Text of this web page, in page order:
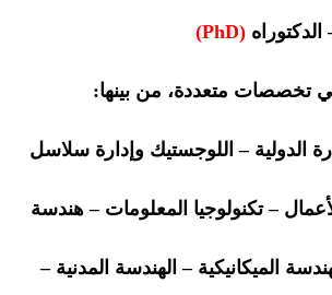
الدكتوراه (PhD)
تخصصات متعددة، من بينها:
الدولية– اللوجستيك وإدارة سلاسل
– تكنولوجيا المعلومات– هندسة
الميكانيكية– الهندسة المدنية–